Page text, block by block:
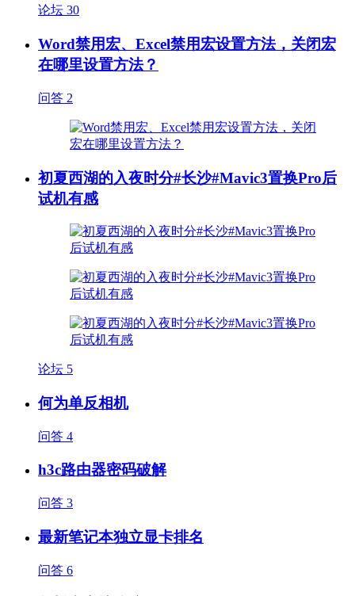
论坛 30
Word禁用宏、Excel禁用宏设置方法，关闭宏
在哪里设置方法？
问答 2
初夏西湖的入夜时分#长沙#Mavic3置换Pro后
试机有感
论坛 5
何为单反相机
问答 4
h3c路由器密码破解
问答 3
最新笔记本独立显卡排名
问答 6